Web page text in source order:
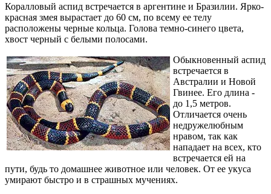
Коралловый аспид встречается в аргентине и Бразилии. Ярко-
красная змея вырастает до 60 см, по всему ее телу
расположены черные кольца. Голова темно-синего цвета,
хвост черный с белыми полосами.
Обыкновенный аспид
встречается в
Австралии и Новой
Гвинее. Его длина -
до 1,5 метров.
Отличается очень
недружелюбным
нравом, так как
нападает на всех, кто
встречается ей на
пути, будь то домашнее животное или человек. От ее укуса
умирают быстро и в страшных мучениях.